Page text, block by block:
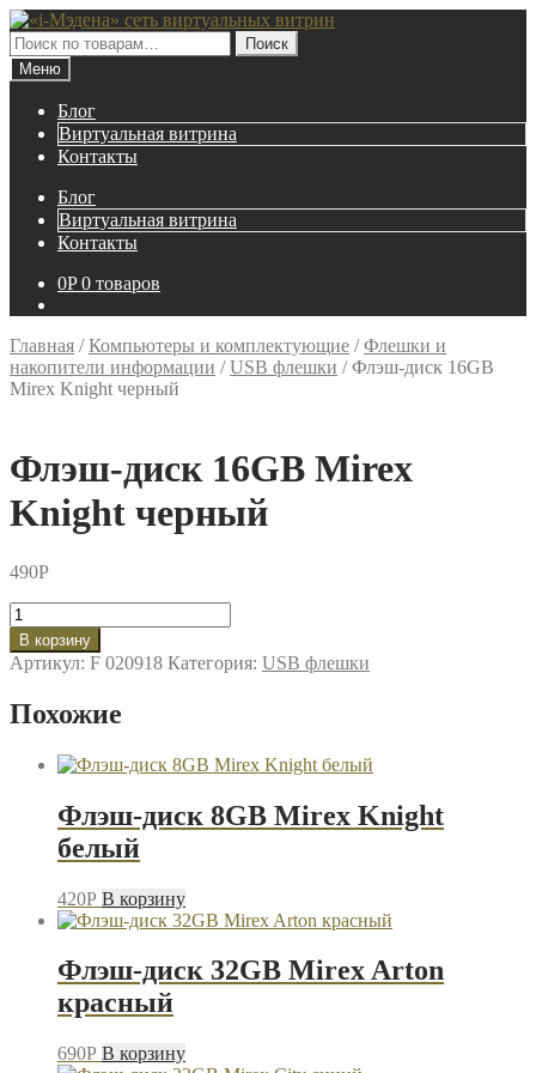
Перейти
к
навигации
Перейти
к
содержимому
Искать:
Поиск
Меню
Блог
Виртуальная витрина
Контакты
Блог
Виртуальная витрина
Контакты
0P 0 товаров
Главная /Компьютеры и комплектующие /Флешки и
накопители информации /USB флешки /Флэш-диск 16GB
Mirex Knight черный
Флэш-диск 16GB Mirex
Knight черный
490P
Количество
товара
Флэш-
диск
Mirex
черный
В корзину
Артикул: F 020918 Категория: USB флешки
Похожие
Флэш-диск 8GB Mirex Knight
белый
420P В корзину
Флэш-диск 32GB Mirex Arton
красный
690P В корзину